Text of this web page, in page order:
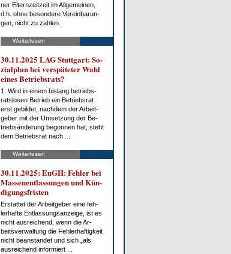
ner El­tern­zeit­zeit im All­ge­mei­nen,
d.h. oh­ne be­son­de­re Ver­ein­ba­run­
gen, nicht zu zah­len.
Weiterlesen
30.11.2025 LAG Stutt­gart: So­
zi­al­plan bei ver­spä­te­ter Wahl
ei­nes Be­triebs­rats?
1. Wird in ei­nem bis­lang be­triebs­
rats­lo­sen Be­trieb ein Be­triebs­rat
erst ge­bil­det, nach­dem der Ar­beit­
ge­ber mit der Um­set­zung der Be­
trieb­s­än­de­rung be­gon­nen hat, steht
dem Be­triebs­rat nach ...
Weiterlesen
30.11.2025: EuGH: Feh­ler bei
Mas­sen­ent­las­sun­gen und Kün­
di­gungs­fris­ten
Er­stat­tet der Ar­beit­ge­ber ei­ne feh­
ler­haf­te Ent­las­sungs­an­zei­ge, ist es
nicht aus­rei­chend, wenn die Ar­
beits­ver­wal­tung die Feh­ler­haf­tig­keit
nicht be­an­stan­det und sich „als
aus­rei­chend in­for­miert ...